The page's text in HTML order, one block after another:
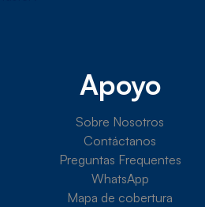
Apoyo
Sobre Nosotros
Contáctanos
Preguntas Frequentes
WhatsApp
Mapa de cobertura